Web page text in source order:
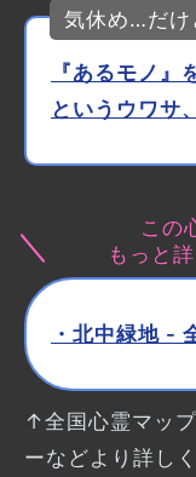
気休め…だけ
『あるモノ
というウワサ
この
もっと
・北中緑地 -
↑全国心霊マッ
ーなどより詳し